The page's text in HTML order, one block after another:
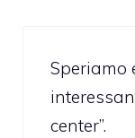
Speriamo
center”.